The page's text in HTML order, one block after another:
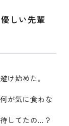
しい先輩
け始めた。
が気に食わな
してたの…？